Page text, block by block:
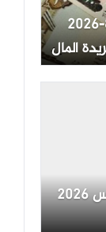
سعر الدينار الكويتي اليوم الأحد 9-8-2026
المال
سعر الدولار في مصر الأحد 9 أغسطس 2026